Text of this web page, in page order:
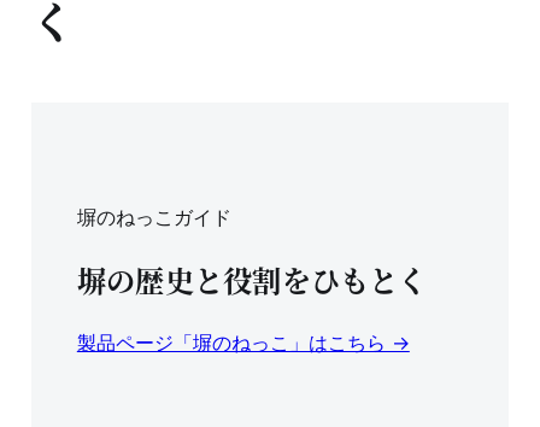
く
塀のねっこガイド
塀の歴史と役割をひもとく
製品ページ「塀のねっこ」はこちら →